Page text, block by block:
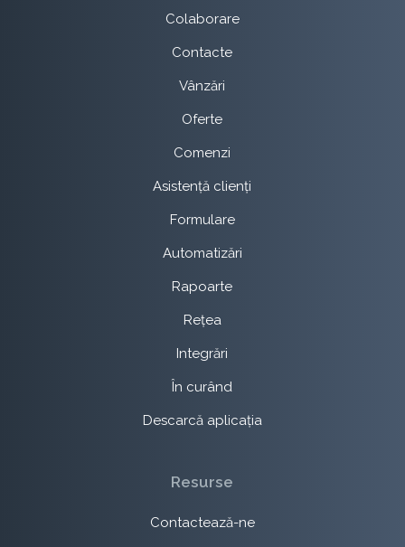
Colaborare
Contacte
Vânzări
Oferte
Comenzi
Asistență clienți
Formulare
Automatizări
Rapoarte
Rețea
Integrări
În curând
Descarcă aplicația
Resurse
Contactează-ne